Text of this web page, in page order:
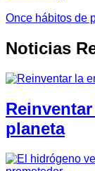
Once hábitos de
Noticias
planeta